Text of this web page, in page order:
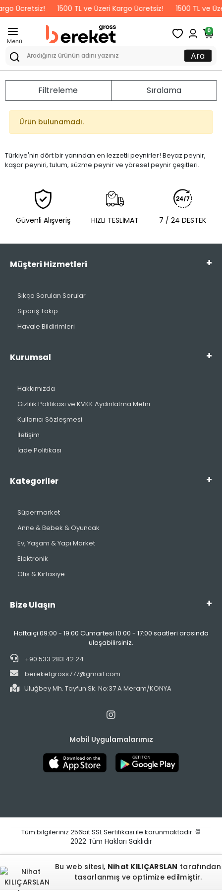
Ücretsiz! 1500 TL ve Üzeri Kargo Ücretsiz! 1500 TL ve
Menü
0
Ara
Filtreleme Sıralama
Ürün bulunamadı.
Türkiye'nin dört bir yanından en lezzetli peynirler! Beyaz peynir,
kaşar peyniri, tulum, süzme peynir ve yöresel peynir çeşitleri.
Güvenli Alışveriş HIZLI TESLİMAT 7 / 24 DESTEK
Müşteri Hizmetleri
Sıkça Sorulan Sorular
Sipariş Takip
Havale Bildirimleri
Kurumsal
Hakkımızda
Gizlilik Politikası ve KVKK Aydınlatma Metni
Kullanıcı Sözleşmesi
İletişim
İade Politikası
Kategoriler
Süpermarket
Anne & Bebek & Oyuncak
Ev, Yaşam & Yapı Market
Elektronik
Ofis & Kırtasiye
Bize Ulaşın
Haftaiçi 09:00 - 19:00 Cumartesi 10:00 - 17:00 saatleri arasında
ulaşabilirsiniz.
+90 533 283 42 24
bereketgross777@gmail.com
Uluğbey Mh. Tayfun Sk. No:37 A Meram/KONYA
Mobil Uygulamalarımız
Tüm bilgileriniz 256bit SSL Sertifikası ile korunmaktadır. ©
2022 Tüm Hakları Saklıdır
Bu web sitesi, Nihat KILIÇARSLAN tarafından
tasarlanmış ve optimize edilmiştir.